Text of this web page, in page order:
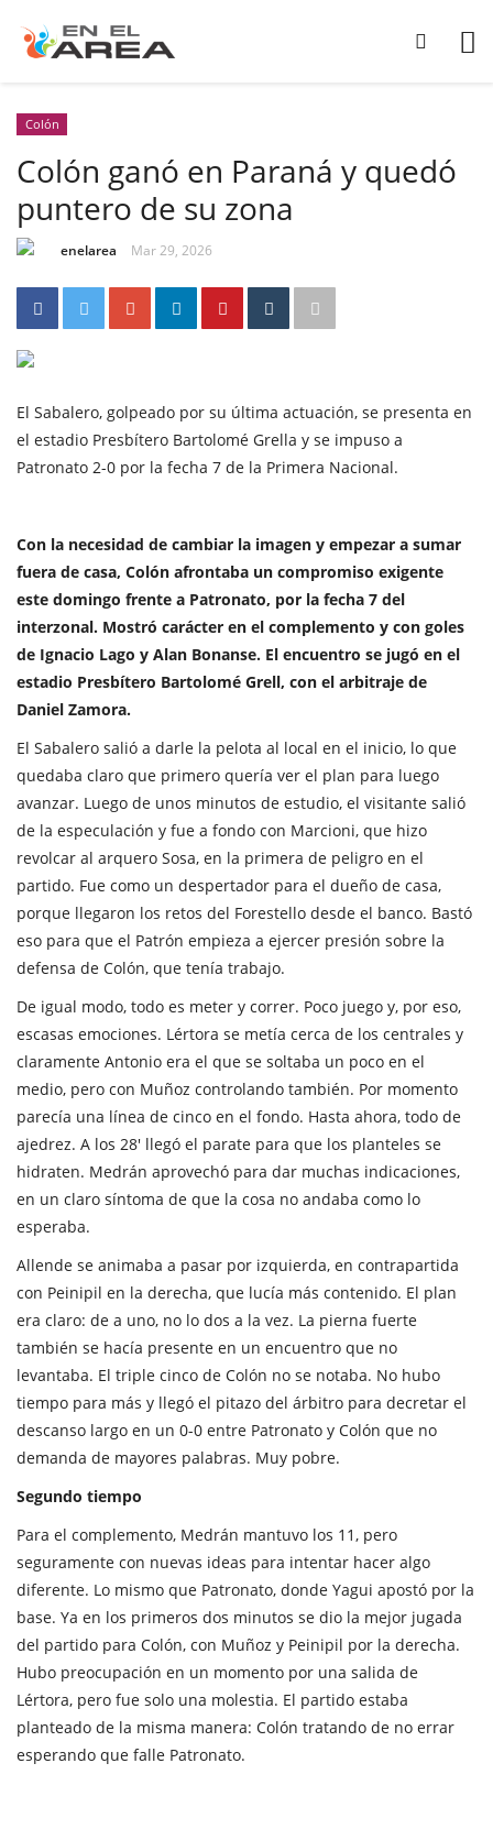
Colón
Colón ganó en Paraná y quedó
puntero de su zona
enelarea Mar 29, 2026
El Sabalero, golpeado por su última actuación, se presenta en
el estadio Presbítero Bartolomé Grella y se impuso a
Patronato 2-0 por la fecha 7 de la Primera Nacional.
Con la necesidad de cambiar la imagen y empezar a sumar
fuera de casa, Colón afrontaba un compromiso exigente
este domingo frente a Patronato, por la fecha 7 del
interzonal. Mostró carácter en el complemento y con goles
de Ignacio Lago y Alan Bonanse. El encuentro se jugó en el
estadio Presbítero Bartolomé Grell, con el arbitraje de
Daniel Zamora.
El Sabalero salió a darle la pelota al local en el inicio, lo que
quedaba claro que primero quería ver el plan para luego
avanzar. Luego de unos minutos de estudio, el visitante salió
de la especulación y fue a fondo con Marcioni, que hizo
revolcar al arquero Sosa, en la primera de peligro en el
partido. Fue como un despertador para el dueño de casa,
porque llegaron los retos del Forestello desde el banco. Bastó
eso para que el Patrón empieza a ejercer presión sobre la
defensa de Colón, que tenía trabajo.
De igual modo, todo es meter y correr. Poco juego y, por eso,
escasas emociones. Lértora se metía cerca de los centrales y
claramente Antonio era el que se soltaba un poco en el
medio, pero con Muñoz controlando también. Por momento
parecía una línea de cinco en el fondo. Hasta ahora, todo de
ajedrez. A los 28' llegó el parate para que los planteles se
hidraten. Medrán aprovechó para dar muchas indicaciones,
en un claro síntoma de que la cosa no andaba como lo
esperaba.
Allende se animaba a pasar por izquierda, en contrapartida
con Peinipil en la derecha, que lucía más contenido. El plan
era claro: de a uno, no lo dos a la vez. La pierna fuerte
también se hacía presente en un encuentro que no
levantaba. El triple cinco de Colón no se notaba. No hubo
tiempo para más y llegó el pitazo del árbitro para decretar el
descanso largo en un 0-0 entre Patronato y Colón que no
demanda de mayores palabras. Muy pobre.
Segundo tiempo
Para el complemento, Medrán mantuvo los 11, pero
seguramente con nuevas ideas para intentar hacer algo
diferente. Lo mismo que Patronato, donde Yagui apostó por la
base. Ya en los primeros dos minutos se dio la mejor jugada
del partido para Colón, con Muñoz y Peinipil por la derecha.
Hubo preocupación en un momento por una salida de
Lértora, pero fue solo una molestia. El partido estaba
planteado de la misma manera: Colón tratando de no errar
esperando que falle Patronato.